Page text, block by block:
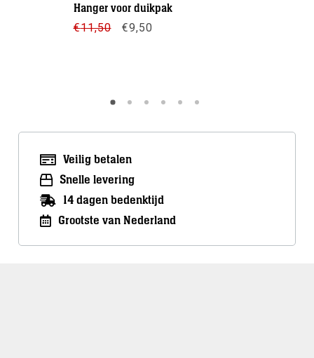
Hanger voor duikpak
€11,50
Oorspronkelijke
€9,50
Veilig betalen
Snelle levering
14 dagen bedenktijd
Grootste van Nederland